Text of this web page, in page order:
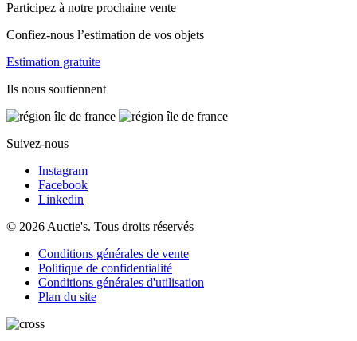
Participez à notre prochaine vente
Confiez-nous l’estimation de vos objets
Estimation gratuite
Ils nous soutiennent
Suivez-nous
Instagram
Facebook
Linkedin
© 2026 Auctie's. Tous droits réservés
Conditions générales de vente
Politique de confidentialité
Conditions générales d'utilisation
Plan du site